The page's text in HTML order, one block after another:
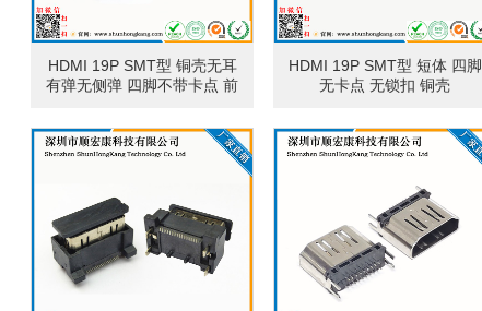
HDMI 19P SMT型 铜壳无耳
有弹无侧弹 四脚不带卡点 前
HDMI 19P SMT型 短体 四脚
无卡点 无锁扣 铜壳